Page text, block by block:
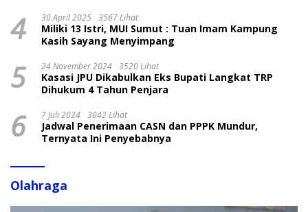
4 30 April 2025 3567 Lihat
Miliki 13 Istri, MUI Sumut : Tuan Imam Kampung
Kasih Sayang Menyimpang
5 24 November 2024 3520 Lihat
Kasasi JPU Dikabulkan Eks Bupati Langkat TRP
Dihukum 4 Tahun Penjara
6 7 Juli 2024 3042 Lihat
Jadwal Penerimaan CASN dan PPPK Mundur,
Ternyata Ini Penyebabnya
Olahraga